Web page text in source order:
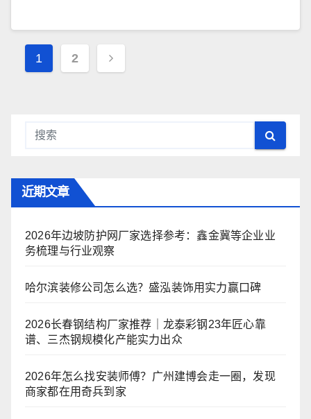
文
航
1 2
近期文章
2026年边坡防护网厂家选择参考：鑫金冀等企业业
务梳理与行业观察
哈尔滨装修公司怎么选？盛泓装饰用实力赢口碑
2026长春钢结构厂家推荐｜龙泰彩钢23年匠心靠
谱、三杰钢规模化产能实力出众
2026年怎么找安装师傅？广州建博会走一圈，发现
商家都在用奇兵到家